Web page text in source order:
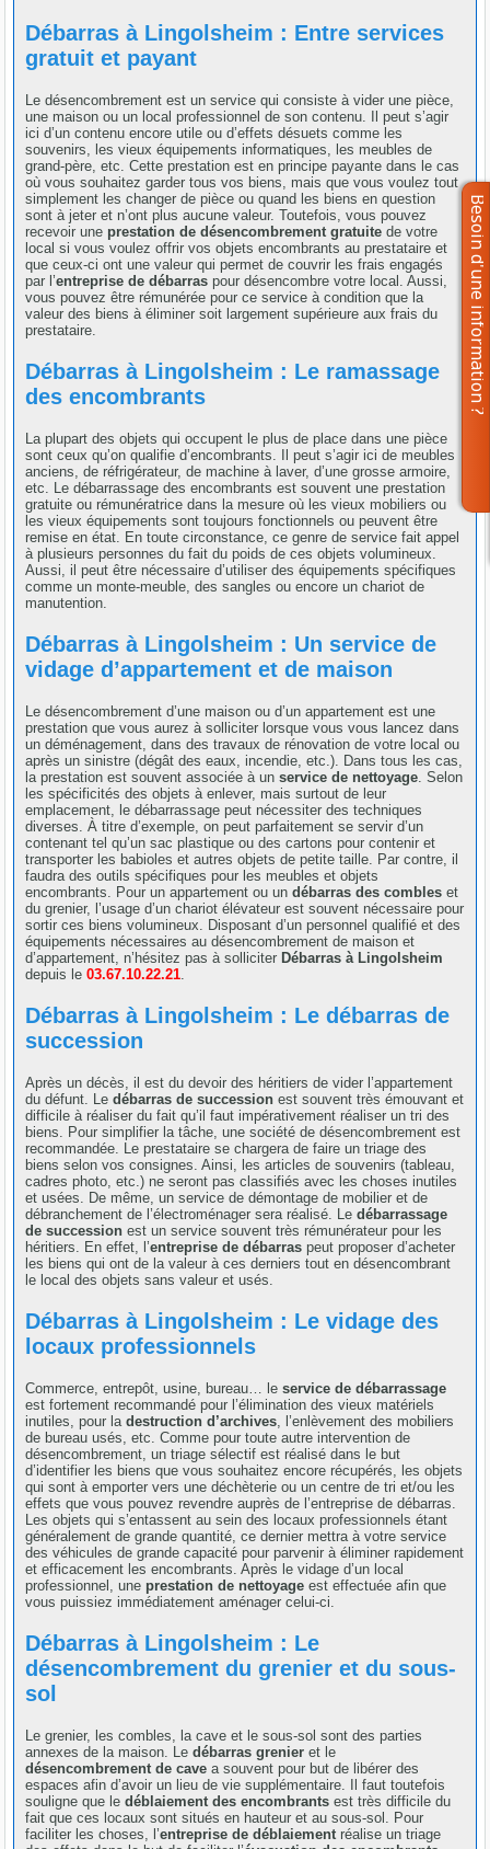
Débarras à Lingolsheim : Entre services
gratuit et payant
Le désencombrement est un service qui consiste à vider une pièce,
une maison ou un local professionnel de son contenu. Il peut s’agir
ici d’un contenu encore utile ou d’effets désuets comme les
souvenirs, les vieux équipements informatiques, les meubles de
grand-père, etc. Cette prestation est en principe payante dans le cas
où vous souhaitez garder tous vos biens, mais que vous voulez tout
simplement les changer de pièce ou quand les biens en question
sont à jeter et n’ont plus aucune valeur. Toutefois, vous pouvez
recevoir une prestation de désencombrement gratuite de votre
local si vous voulez offrir vos objets encombrants au prestataire et
que ceux-ci ont une valeur qui permet de couvrir les frais engagés
par l’entreprise de débarras pour désencombre votre local. Aussi,
vous pouvez être rémunérée pour ce service à condition que la
valeur des biens à éliminer soit largement supérieure aux frais du
prestataire.
Débarras à Lingolsheim : Le ramassage
des encombrants
La plupart des objets qui occupent le plus de place dans une pièce
sont ceux qu’on qualifie d’encombrants. Il peut s’agir ici de meubles
anciens, de réfrigérateur, de machine à laver, d’une grosse armoire,
etc. Le débarrassage des encombrants est souvent une prestation
gratuite ou rémunératrice dans la mesure où les vieux mobiliers ou
les vieux équipements sont toujours fonctionnels ou peuvent être
remise en état. En toute circonstance, ce genre de service fait appel
à plusieurs personnes du fait du poids de ces objets volumineux.
Aussi, il peut être nécessaire d’utiliser des équipements spécifiques
comme un monte-meuble, des sangles ou encore un chariot de
manutention.
Débarras à Lingolsheim : Un service de
vidage d’appartement et de maison
Le désencombrement d’une maison ou d’un appartement est une
prestation que vous aurez à solliciter lorsque vous vous lancez dans
un déménagement, dans des travaux de rénovation de votre local ou
après un sinistre (dégât des eaux, incendie, etc.). Dans tous les cas,
la prestation est souvent associée à unservice de nettoyage . Selon
les spécificités des objets à enlever, mais surtout de leur
emplacement, le débarrassage peut nécessiter des techniques
diverses. À titre d’exemple, on peut parfaitement se servir d’un
contenant tel qu’un sac plastique ou des cartons pour contenir et
transporter les babioles et autres objets de petite taille. Par contre, il
faudra des outils spécifiques pour les meubles et objets
encombrants. Pour un appartement ou undébarras des combles et
du grenier, l’usage d’un chariot élévateur est souvent nécessaire pour
sortir ces biens volumineux. Disposant d’un personnel qualifié et des
équipements nécessaires au désencombrement de maison et
d’appartement, n’hésitez pas à solliciter Débarras à Lingolsheim
depuis le03.67.10.22.21
Débarras à Lingolsheim : Le débarras de
succession
Après un décès, il est du devoir des héritiers de vider l’appartement
du défunt. Ledébarras de succession est souvent très émouvant et
difficile à réaliser du fait qu’il faut impérativement réaliser un tri des
biens. Pour simplifier la tâche, une société de désencombrement est
recommandée. Le prestataire se chargera de faire un triage des
biens selon vos consignes. Ainsi, les articles de souvenirs (tableau,
cadres photo, etc.) ne seront pas classifiés avec les choses inutiles
et usées. De même, un service de démontage de mobilier et de
débranchement de l’électroménager sera réalisé. Ledébarrassage
de succession est un service souvent très rémunérateur pour les
héritiers. En effet, l’entreprise de débarras peut proposer d’acheter
les biens qui ont de la valeur à ces derniers tout en désencombrant
le local des objets sans valeur et usés.
Débarras à Lingolsheim : Le vidage des
locaux professionnels
Commerce, entrepôt, usine, bureau… leservice de débarrassage
est fortement recommandé pour l’élimination des vieux matériels
inutiles, pour ladestruction d’archives , l’enlèvement des mobiliers
de bureau usés, etc. Comme pour toute autre intervention de
désencombrement, un triage sélectif est réalisé dans le but
d’identifier les biens que vous souhaitez encore récupérés, les objets
qui sont à emporter vers une déchèterie ou un centre de tri et/ou les
effets que vous pouvez revendre auprès de l’entreprise de débarras.
Les objets qui s’entassent au sein des locaux professionnels étant
généralement de grande quantité, ce dernier mettra à votre service
des véhicules de grande capacité pour parvenir à éliminer rapidement
et efficacement les encombrants. Après le vidage d’un local
professionnel, une prestation de nettoyage est effectuée afin que
vous puissiez immédiatement aménager celui-ci.
Débarras à Lingolsheim : Le
désencombrement du grenier et du sous-
sol
Le grenier, les combles, la cave et le sous-sol sont des parties
annexes de la maison. Ledébarras grenier et le
désencombrement de cave a souvent pour but de libérer des
espaces afin d’avoir un lieu de vie supplémentaire. Il faut toutefois
souligne que ledéblaiement des encombrants est très difficile du
fait que ces locaux sont situés en hauteur et au sous-sol. Pour
faciliter les choses, l’entreprise de déblaiement réalise un triage